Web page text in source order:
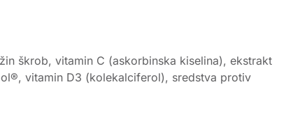
škrob, vitamin C (askorbinska kiselina), ekstrakt
vitamin D3 (kolekalciferol), sredstva protiv